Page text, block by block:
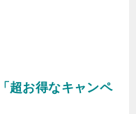
超お得なキャンペ